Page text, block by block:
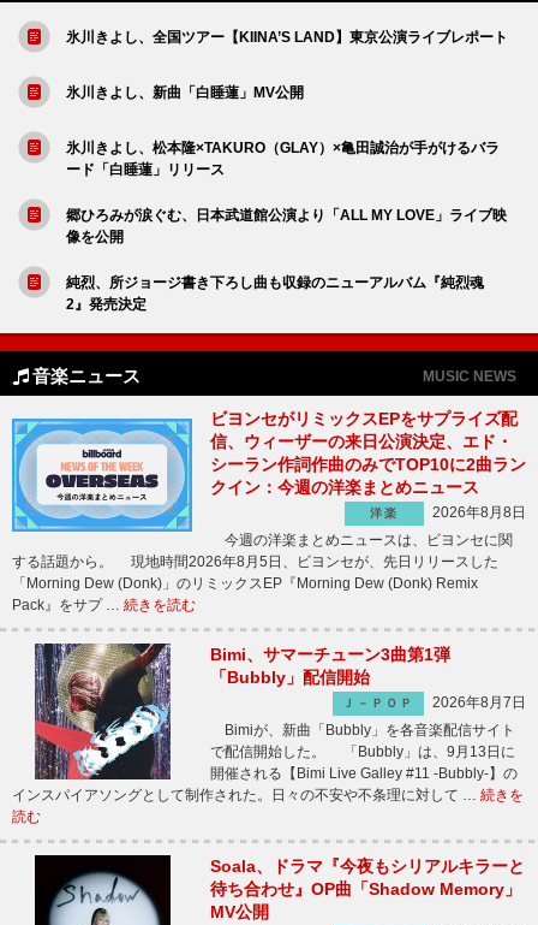
氷川きよし、全国ツアー【KIINA’S LAND】東京公演ライブレポート
氷川きよし、新曲「白睡蓮」MV公開
氷川きよし、松本隆×TAKURO（GLAY）×亀田誠治が手がけるバラ
ード「白睡蓮」リリース
郷ひろみが涙ぐむ、日本武道館公演より「ALL MY LOVE」ライブ映
像を公開
純烈、所ジョージ書き下ろし曲も収録のニューアルバム『純烈魂
2』発売決定
音楽ニュース MUSIC NEWS
ビヨンセがリミックスEPをサプライズ配
信、ウィーザーの来日公演決定、エド・
シーラン作詞作曲のみでTOP10に2曲ラン
クイン：今週の洋楽まとめニュース
洋楽
2026年8月8日
今週の洋楽まとめニュースは、ビヨンセに関
する話題から。 現地時間2026年8月5日、ビヨンセが、先日リリースした
「Morning Dew (Donk)」のリミックスEP『Morning Dew (Donk) Remix
Pack』をサプ … 続きを読む
Bimi、サマーチューン3曲第1弾
「Bubbly」配信開始
Ｊ－ＰＯＰ
2026年8月7日
Bimiが、新曲「Bubbly」を各音楽配信サイト
で配信開始した。 「Bubbly」は、9月13日に
開催される【Bimi Live Galley #11 -Bubbly-】の
インスパイアソングとして制作された。日々の不安や不条理に対して … 続きを
読む
Soala、ドラマ『今夜もシリアルキラーと
待ち合わせ』OP曲「Shadow Memory」
MV公開